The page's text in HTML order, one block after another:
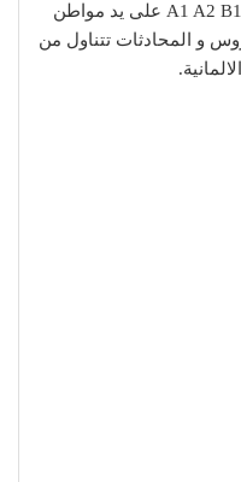
بالتفصيل بجميع المستويات A1 A2 B1 B2 C1 على يد مواطن
و المحادثات تتناول من